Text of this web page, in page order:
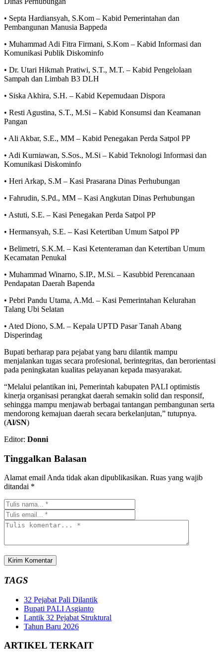
• Septa Hardiansyah, S.Kom – Kabid Pemerintahan dan
Pembangunan Manusia Bappeda
• Muhammad Adi Fitra Firmani, S.Kom – Kabid Informasi dan
Komunikasi Publik Diskominfo
• Dr. Utari Hikmah Pratiwi, S.T., M.T. – Kabid Pengelolaan
Sampah dan Limbah B3 DLH
• Siska Akhira, S.H. – Kabid Kepemudaan Dispora
• Resti Agustina, S.T., M.Si – Kabid Konsumsi dan Keamanan
Pangan
• Ali Akbar, S.E., MM – Kabid Penegakan Perda Satpol PP
• Adi Kurniawan, S.Sos., M.Si – Kabid Teknologi Informasi dan
Komunikasi Diskominfo
• Heri Arkap, S.M – Kasi Prasarana Dinas Perhubungan
• Fahrudin, S.Pd., MM – Kasi Angkutan Dinas Perhubungan
• Astuti, S.E. – Kasi Penegakan Perda Satpol PP
• Hermansyah, S.E. – Kasi Ketertiban Umum Satpol PP
• Belimetri, S.K.M. – Kasi Ketenteraman dan Ketertiban Umum
Kecamatan Penukal
• Muhammad Winarno, S.IP., M.Si. – Kasubbid Perencanaan
Pendapatan Daerah Bapenda
• Pebri Pandu Utama, A.Md. – Kasi Pemerintahan Kelurahan
Talang Ubi Selatan
• Ated Diono, S.M. – Kepala UPTD Pasar Tanah Abang
Disperindag
Bupati berharap para pejabat yang baru dilantik mampu
menjalankan tugas secara profesional, berintegritas, dan berorientasi
pada peningkatan kualitas pelayanan kepada masyarakat.
“Melalui pelantikan ini, Pemerintah kabupaten PALI optimistis
kinerja organisasi perangkat daerah semakin solid dan responsif,
sehingga mampu menjawab berbagai tantangan pembangunan serta
mendorong kemajuan daerah secara berkelanjutan,” tutupnya.
(Al/SN)
Editor: Donni
Tinggalkan Balasan
Alamat email Anda tidak akan dipublikasikan. Ruas yang wajib
ditandai *
TAGS
32 Pejabat Pali Dilantik
Bupati PALI Asgianto
Lantik 32 Pejabat Struktural
Tahun Baru 2026
ARTIKEL TERKAIT